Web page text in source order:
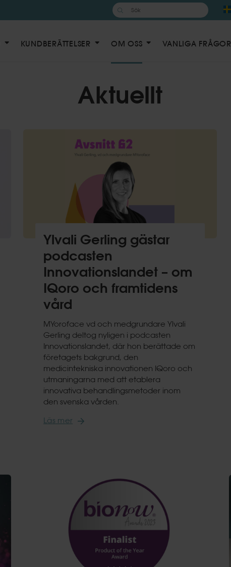
Sök
efter:
KUNDBERÄTTELSER OM OSS VANLIGA FRÅGOR
Aktuellt
Ylvali Gerling gästar
podcasten
Innovationslandet – om
IQoro och framtidens
vård
MYoroface vd och medgrundare Ylvali
Gerling deltog nyligen i podcasten
Innovationslandet, där hon berättade om
företagets bakgrund, den
medicintekniska innovationen IQoro och
utmaningarna med att etablera
innovativa behandlingsmetoder inom
den svenska vården.
Läs mer